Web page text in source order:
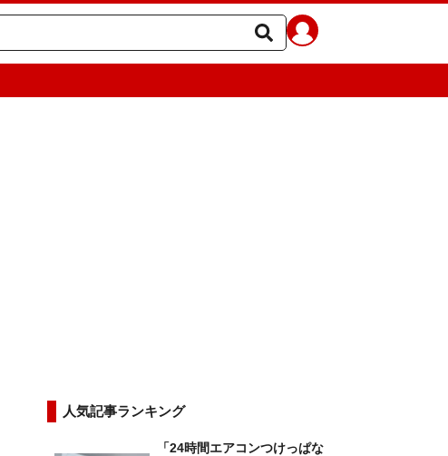
人気記事ランキング
「24時間エアコンつけっぱな